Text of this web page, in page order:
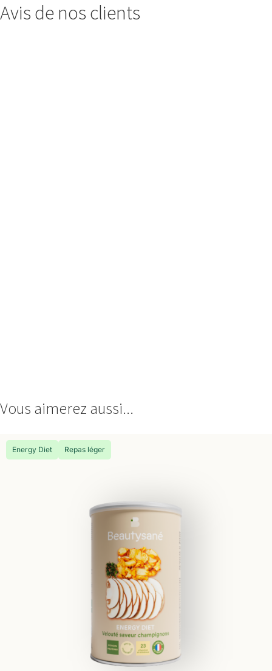
Avis de nos clients
Vous aimerez aussi...
Energy Diet Repas léger